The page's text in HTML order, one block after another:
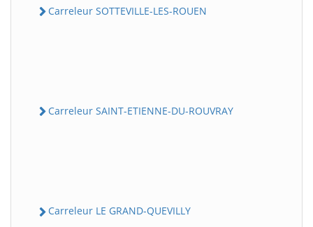
Carreleur SOTTEVILLE-LES-ROUEN
Carreleur SAINT-ETIENNE-DU-ROUVRAY
Carreleur LE GRAND-QUEVILLY